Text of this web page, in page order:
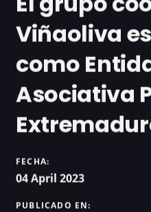
Viñaoliva
como
Asociativa
FECHA:
04 April 2023
PUBLICADO EN: